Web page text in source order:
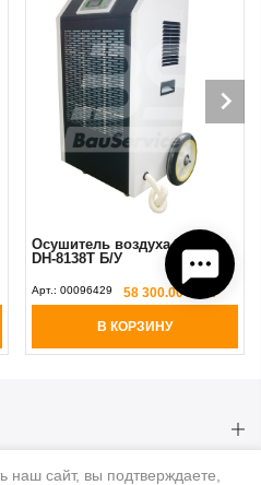
Осушитель воздуха 140L/h
DH-8138Т Б/У
Арт.: 00096429 58 300.00 UAH
В КОРЗИНУ
наш сайт, вы подтверждаете,